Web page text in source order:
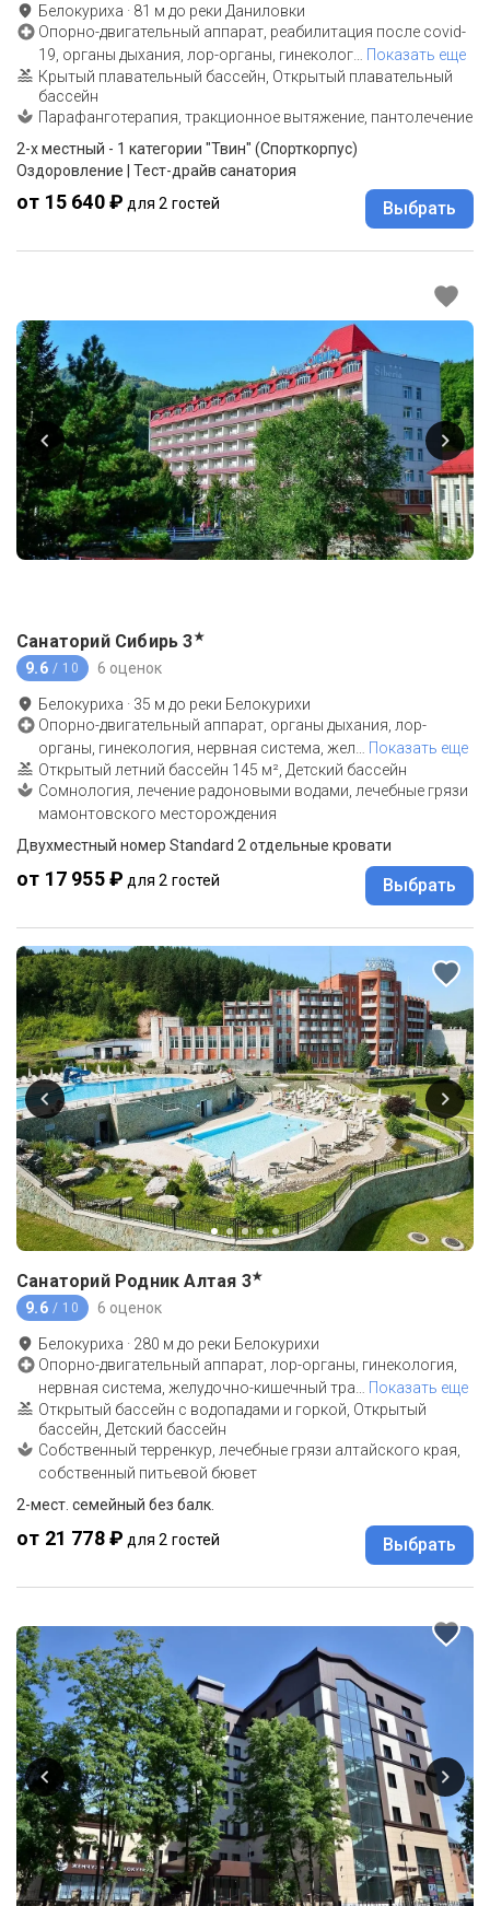
Белокуриха · 81 м до реки Даниловки
Опорно-двигательный аппарат, реабилитация после covid-
19, органы дыхания, лор-органы, гинеколог
Показать еще
Крытый плавательный бассейн, Открытый плавательный
бассейн
Парафанготерапия, тракционное вытяжение, пантолечение
2-x местный - 1 категории "Твин" (Спорткорпус)
Оздоровление | Тест-драйв санатория
от 15 640 ₽ для 2 гостей Выбрать
Санаторий Сибирь 3★
9.6 / 10 6 оценок
Белокуриха · 35 м до реки Белокурихи
Опорно-двигательный аппарат, органы дыхания, лор-
органы, гинекология, нервная система, жел… Показать еще
Открытый летний бассейн 145 м², Детский бассейн
Сомнология, лечение радоновыми водами, лечебные грязи
мамонтовского месторождения
Двухместный номер Standard 2 отдельные кровати
от 17 955 ₽ для 2 гостей Выбрать
Санаторий Родник Алтая 3★
9.6 / 10 6 оценок
Белокуриха · 280 м до реки Белокурихи
Опорно-двигательный аппарат, лор-органы, гинекология,
нервная система, желудочно-кишечный тра… Показать еще
Открытый бассейн с водопадами и горкой, Открытый
бассейн, Детский бассейн
Собственный терренкур, лечебные грязи алтайского края,
собственный питьевой бювет
2-мест. семейный без балк.
от 21 778 ₽ для 2 гостей Выбрать